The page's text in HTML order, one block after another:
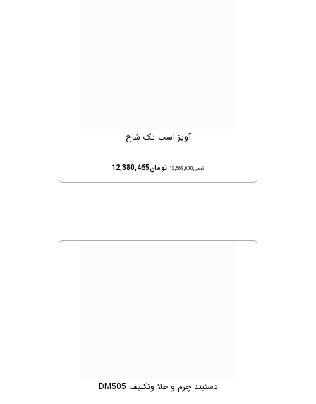
آویز اسب تک شاخ
تومان12,569,000 تومان12,380,465
دستبند چرم و طلا ونکلیف DM505